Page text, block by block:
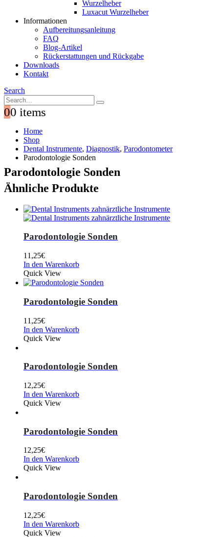
Wurzelheber
Luxacut Wurzelheber
Informationen
Aufbereitungsanleitung
FAQ
Blog-Artikel
Rückerstattungen und Rückgabe
Downloads
Kontakt
Search
00 items
Home
Shop
Dental Instrumente, Diagnostik, Parodontometer
Parodontologie Sonden
Parodontologie Sonden
Ähnliche Produkte
Parodontologie Sonden
11,25€
In den Warenkorb
Quick View
Parodontologie Sonden
11,25€
In den Warenkorb
Quick View
Parodontologie Sonden
12,25€
In den Warenkorb
Quick View
Parodontologie Sonden
12,25€
In den Warenkorb
Quick View
Parodontologie Sonden
12,25€
In den Warenkorb
Quick View